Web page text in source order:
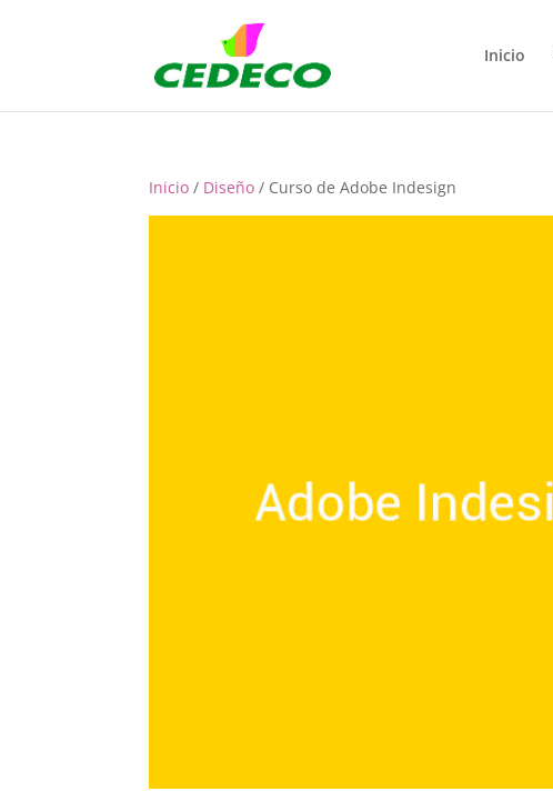
Inicio
Inicio / Diseño / Curso de Adobe Indesign